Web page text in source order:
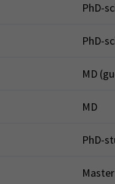
PhD-
PhD-
MD
MD
PhD-